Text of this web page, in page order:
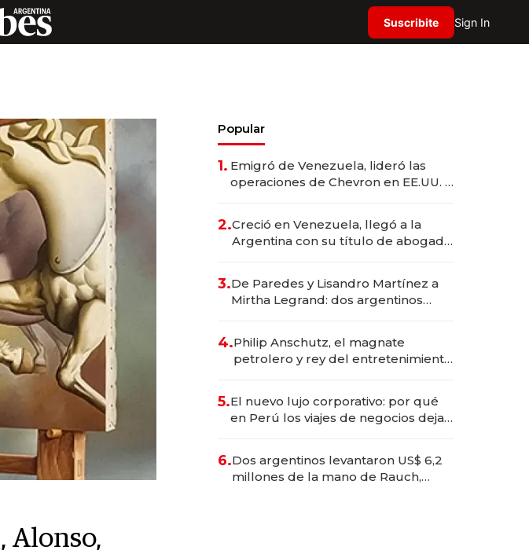
Suscribite Sign In
Alonso,
Popular
1. Emigró de Venezuela, lideró las
operaciones de Chevron en EE.UU. y
2.Creció en Venezuela, llegó a la
Argentina con su título de abogado
marcas "fast premium"
3.De Paredes y Lisandro Martínez a
Mirtha Legrand: dos argentinos
4.Philip Anschutz, el magnate
petrolero y rey del entretenimiento
5.El nuevo lujo corporativo: por qué
en Perú los viajes de negocios dejan
en experiencias transformadoras
6.Dos argentinos levantaron US$ 6,2
millones de la mano de Rauch,